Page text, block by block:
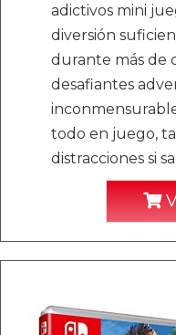
adictivos mini
diversión
durante más de
desafiantes
todo en juego,
distracciones si